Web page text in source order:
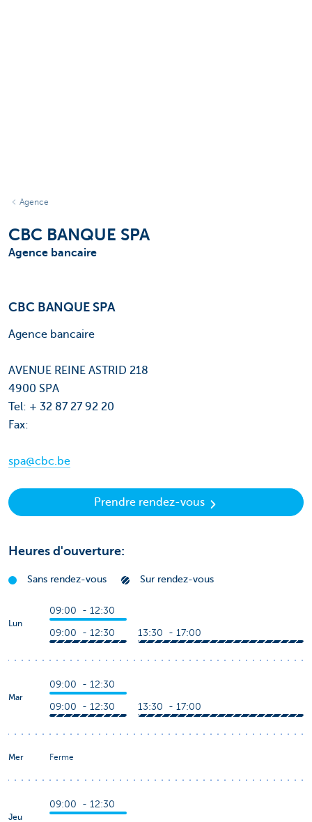
Agence
CBC BANQUE SPA
Agence bancaire
CBC BANQUE SPA
Agence bancaire
AVENUE REINE ASTRID 218
4900 SPA
Tel: + 32 87 27 92 20
Fax:
spa@cbc.be
Prendre rendez-vous
Heures d'ouverture:
Sans rendez-vous Sur rendez-vous
Lun
09:00 - 12:30
09:00 - 12:30 13:30 - 17:00
Mar
09:00 - 12:30
09:00 - 12:30 13:30 - 17:00
Mer Ferme
Jeu
09:00 - 12:30